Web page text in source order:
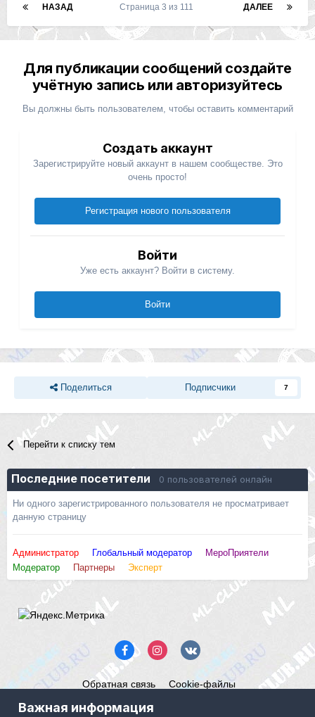
НАЗАД ДАЛЕЕ
Страница 3 из 111
Для публикации сообщений создайте
учётную запись или авторизуйтесь
Вы должны быть пользователем, чтобы оставить комментарий
Создать аккаунт
Зарегистрируйте новый аккаунт в нашем сообществе. Это
очень просто!
Регистрация нового пользователя
Войти
Уже есть аккаунт? Войти в систему.
Войти
Поделиться Подписчики 7
Перейти к списку тем
Последние посетители 0 пользователей онлайн
Ни одного зарегистрированного пользователя не просматривает
данную страницу
Администратор Глобальный модератор
МероПриятели
Модератор
Партнеры Эксперт
Обратная связь Cookie-файлы
Powered by Invision Community
Важная информация